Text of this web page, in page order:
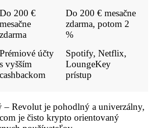
Do 200 €
mesačne
zdarma
Do 200 € mesačne
zdarma, potom 2
%
Prémiové účty
s vyšším
cashbackom
Spotify, Netflix,
LoungeKey
prístup
– Revolut je pohodlný a univerzálny,
je čisto krypto orientovaný